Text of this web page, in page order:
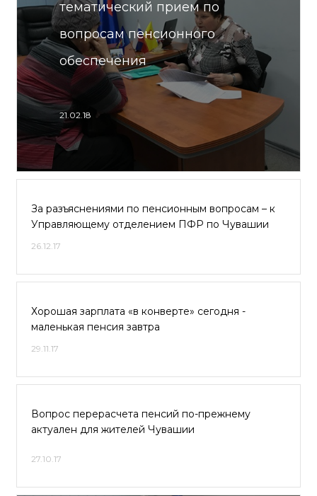
тематический прием по
вопросам пенсионного
обеспечения
21.02.18
За разъяснениями по пенсионным вопросам – к
Управляющему отделением ПФР по Чувашии
26.12.17
Хорошая зарплата «в конверте» сегодня -
маленькая пенсия завтра
29.11.17
Вопрос перерасчета пенсий по-прежнему
актуален для жителей Чувашии
27.10.17